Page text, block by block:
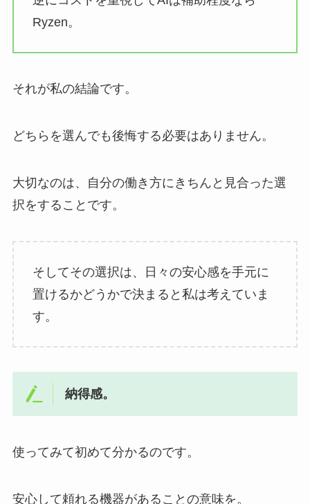
Ryzen。
それが私の結論です。
どちらを選んでも後悔する必要はありません。
大切なのは、自分の働き方にきちんと見合った選
択をすることです。
そしてその選択は、日々の安心感を手元に
置けるかどうかで決まると私は考えていま
す。
納得感。
使ってみて初めて分かるのです。
安心して頼れる機器があることの意味を。